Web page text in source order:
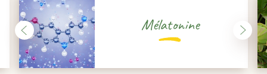
Mélatonine